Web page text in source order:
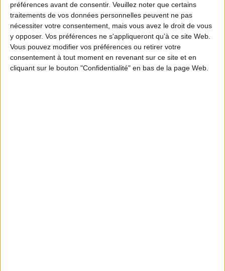
préférences avant de consentir. Veuillez noter que certains
traitements de vos données personnelles peuvent ne pas
nécessiter votre consentement, mais vous avez le droit de vous
y opposer. Vos préférences ne s'appliqueront qu’à ce site Web.
Vous pouvez modifier vos préférences ou retirer votre
consentement à tout moment en revenant sur ce site et en
cliquant sur le bouton "Confidentialité" en bas de la page Web.